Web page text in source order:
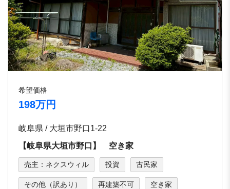
希望価格
198万円
岐阜県 / 大垣市野口1-22
【岐阜県大垣市野口】 空き家
売主：ネクスウィル 投資 古民家
その他（訳あり） 再建築不可 空き家